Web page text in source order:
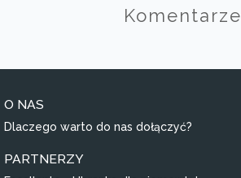
Komentarze
O NAS
Dlaczego warto do nas dołączyć?
PARTNERZY